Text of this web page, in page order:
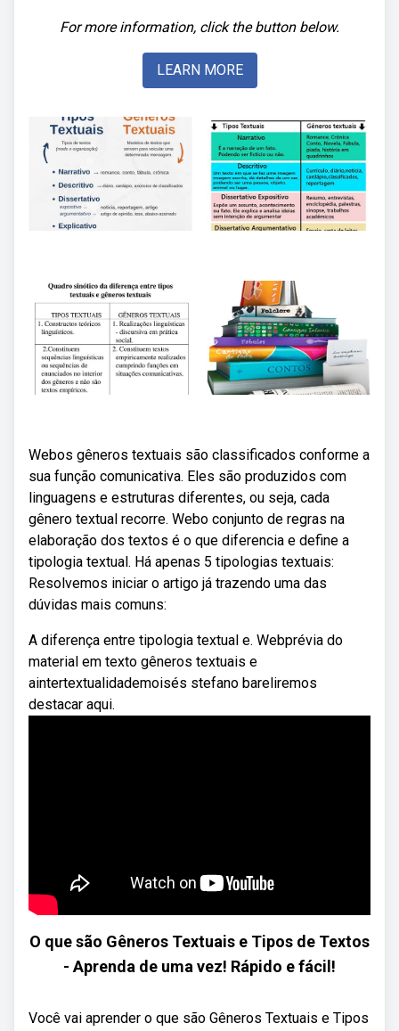
For more information, click the button below.
LEARN MORE
Webos gêneros textuais são classificados conforme a
sua função comunicativa. Eles são produzidos com
linguagens e estruturas diferentes, ou seja, cada
gênero textual recorre. Webo conjunto de regras na
elaboração dos textos é o que diferencia e define a
tipologia textual. Há apenas 5 tipologias textuais:
Resolvemos iniciar o artigo já trazendo uma das
dúvidas mais comuns:
A diferença entre tipologia textual e. Webprévia do
material em texto gêneros textuais e
aintertextualidademoisés stefano bareliremos
destacar aqui.
O que são Gêneros Textuais e Tipos de Textos
- Aprenda de uma vez! Rápido e fácil!
Você vai aprender o que são Gêneros Textuais e Tipos